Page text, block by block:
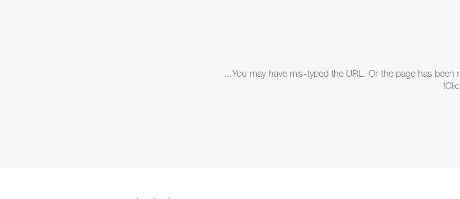
You may have mis-typed the URL. Or the page has been